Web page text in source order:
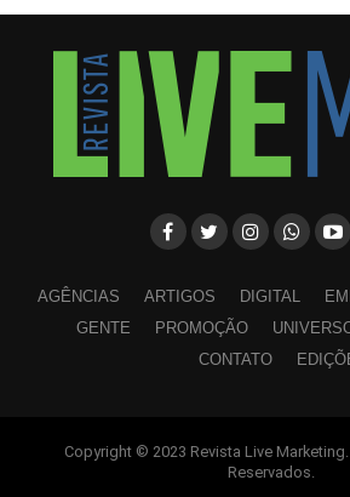
AGÊNCIAS ARTIGOS DIGITAL
GENTE
PROMOÇÃO
CONTATO
Copyright © 2023 Revista Live
Reservados.
WhatsAppFacebook LinkedInPinterest